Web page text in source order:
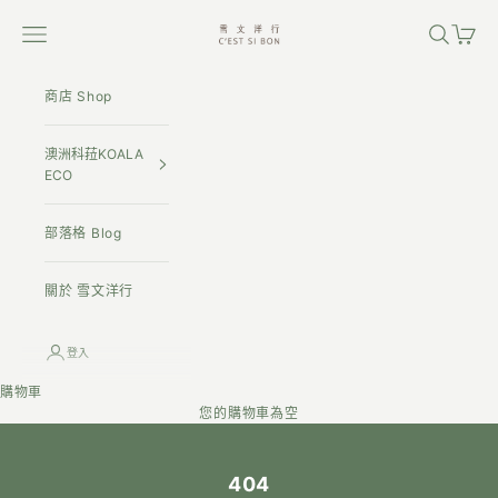
雪文洋行
開啟導覽選單 開啟搜尋
開啟購
商店 Shop
澳洲科菈KOALA
ECO
部落格 Blog
關於 雪文洋行
登入
購物車
您的購物車為空
404